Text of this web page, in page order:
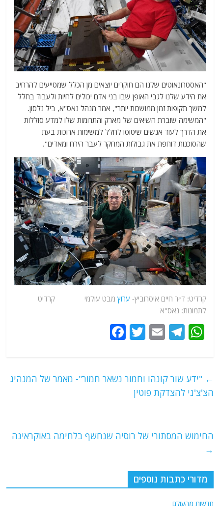
"האסטרונאוטים שלנו הם חוקרים יוצאים מן הכלל שמסייעים להרחיב
את הידע שלנו לגבי האופן שבו בני אדם יכולים לחיות ולעבוד בחלל
למשך תקופות זמן ממושכות יותר", אמר מנהל נאס"א, ביל נלסון.
"המשימה שוברת השיאים של מארק והתרומות שלו למדע סוללות
את הדרך לעוד אנשים שיטוסו לחלל למשימות ארוכות בעת
שהסוכנות דוחפת את גבולות המחקר לעבר הירח ומאדים".
קרדיט: ד״ר חיים איסרוביץ- ערוץ מבט עולמי קרדיט
לתמונות: נאס"א
W
s
A
T
g
ra
E
l
T
er
e
k
← "ידע שור קונהו וחמור נשאר חמור"- מאמר של המנהיג
הצ'צ'ני להצדקת פוטין
החימוש המסתורי של רוסיה שנחשף בלחימה באוקראינה
→
מדורי כתבות נוספים
חדשות מהעולם